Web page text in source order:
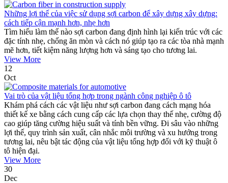
Những lợi thế của việc sử dụng sợi carbon để xây dựng xây dựng:
cách tiếp cận mạnh hơn, nhẹ hơn
Tìm hiểu làm thế nào sợi carbon đang định hình lại kiến ​​trúc với các
đặc tính nhẹ, chống ăn mòn và cách nó giúp tạo ra các tòa nhà mạnh
mẽ hơn, tiết kiệm năng lượng hơn và sáng tạo cho tương lai.
View More
12
Oct
Vai trò của vật liệu tổng hợp trong ngành công nghiệp ô tô
Khám phá cách các vật liệu như sợi carbon đang cách mạng hóa
thiết kế xe bằng cách cung cấp các lựa chọn thay thế nhẹ, cường độ
cao giúp tăng cường hiệu suất và tính bền vững. Đi sâu vào những
lợi thế, quy trình sản xuất, cân nhắc môi trường và xu hướng trong
tương lai, nêu bật tác động của vật liệu tổng hợp đối với kỹ thuật ô
tô hiện đại.
View More
30
Dec